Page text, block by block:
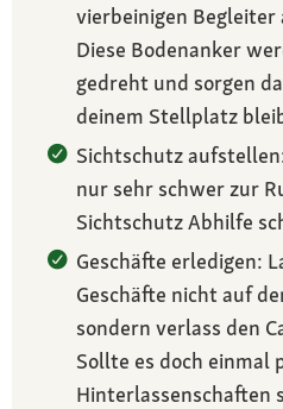
vierbeinigen
Diese Bodenanker
gedreht und sorgen
deinem Stellplatz
Sichtschutz
nur sehr schwer zur
Sichtschutz Abhilfe
Geschäfte erledigen:
Geschäfte nicht auf
sondern verlass den
Sollte es doch einmal
Hinterlassenschaften